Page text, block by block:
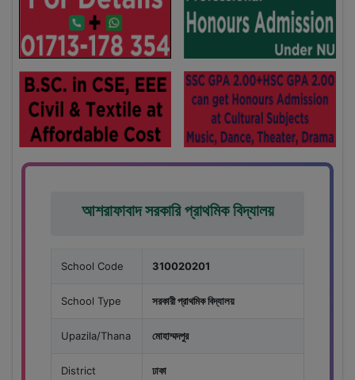
আশরাফাবাদ সরকারি প্রাথমিক বিদ্যালয়
School Code 310020201
School Type সরকারী প্রাথমিক বিদ্যালয়
Upazila/Thana মোহাম্মদপুর
District ঢাকা